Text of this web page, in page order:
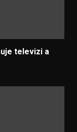
televizi a